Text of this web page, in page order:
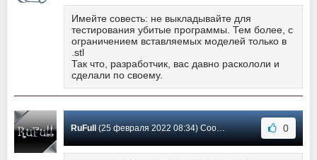
Имейте совесть: не выкладывайте для
тестирования убитые программы. Тем более, с
ограничением вставляемых моделей только в
.stl
Так что, разработчик, вас давно раскололи и
сделали по своему.
RuFull (25 февраля 2022 08:34) Сообщение #9 0